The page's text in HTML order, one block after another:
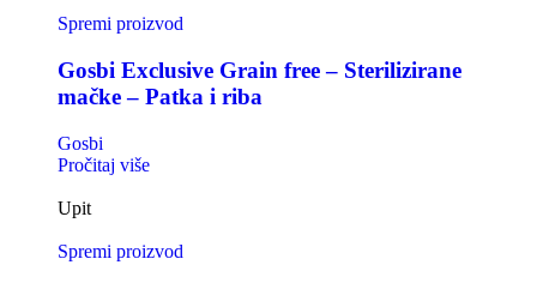
Spremi proizvod
Gosbi Exclusive Grain free – Sterilizirane
mačke – Patka i riba
Gosbi
Pročitaj više
Upit
Spremi proizvod